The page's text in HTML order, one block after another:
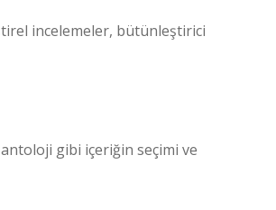
incelemeler, bütünleştirici
gibi içeriğin seçimi ve